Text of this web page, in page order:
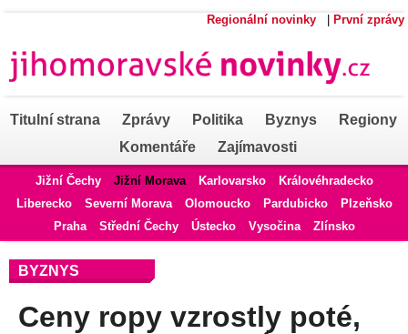
Regionální novinky První zprávy
Titulní strana Zprávy Politika Byznys
Regiony
Komentáře
Zajímavosti
Jižní Čechy Jižní Morava Karlovarsko
Královéhradecko
Liberecko
Severní Morava Olomoucko Pardubicko
Plzeňsko
Praha
Střední Čechy Ústecko Vysočina Zlínsko
BYZNYS
Ceny ropy vzrostly poté,